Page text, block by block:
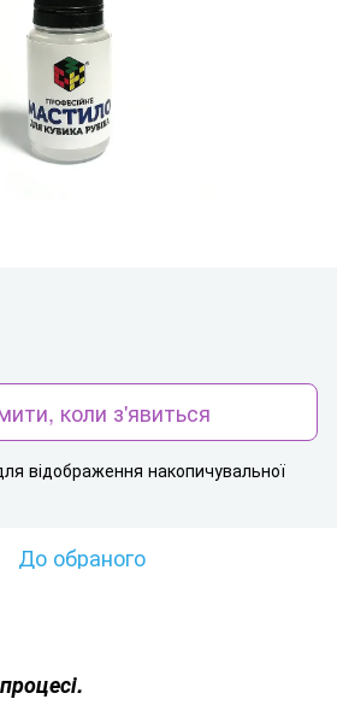
коли з'явиться
відображення накопичувальної
До обраного